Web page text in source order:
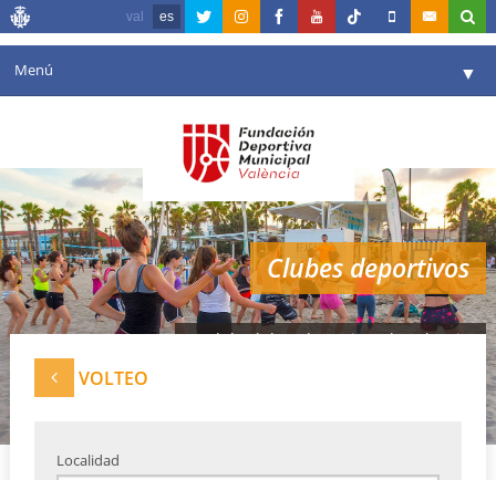
val es
Menú ▼
Agenda
Instalaciones ▼
Comunicación ▼
Valencia en deporte ▼
Clubes deportivos
Red de clubes deportivos de Valencia
VOLTEO
Localidad